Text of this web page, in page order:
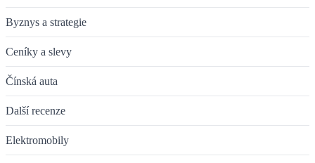
Byznys a strategie
Ceníky a slevy
Čínská auta
Další recenze
Elektromobily